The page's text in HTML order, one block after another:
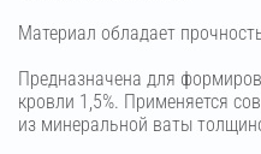
Материал обладает
Предназначена для
кровли 1,5%. Применяется
из минеральной ваты